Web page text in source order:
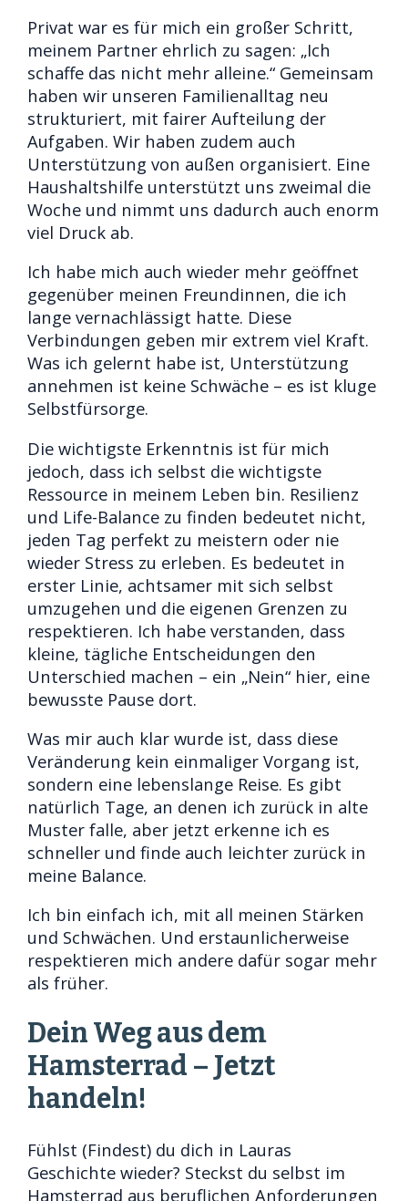
Privat war es für mich ein großer Schritt,
meinem Partner ehrlich zu sagen: „Ich
schaffe das nicht mehr alleine.“ Gemeinsam
haben wir unseren Familienalltag neu
strukturiert, mit fairer Aufteilung der
Aufgaben. Wir haben zudem auch
Unterstützung von außen organisiert. Eine
Haushaltshilfe unterstützt uns zweimal die
Woche und nimmt uns dadurch auch enorm
viel Druck ab.
Ich habe mich auch wieder mehr geöffnet
gegenüber meinen Freundinnen, die ich
lange vernachlässigt hatte. Diese
Verbindungen geben mir extrem viel Kraft.
Was ich gelernt habe ist, Unterstützung
annehmen ist keine Schwäche – es ist kluge
Selbstfürsorge.
Die wichtigste Erkenntnis ist für mich
jedoch, dass ich selbst die wichtigste
Ressource in meinem Leben bin. Resilienz
und Life-Balance zu finden bedeutet nicht,
jeden Tag perfekt zu meistern oder nie
wieder Stress zu erleben. Es bedeutet in
erster Linie, achtsamer mit sich selbst
umzugehen und die eigenen Grenzen zu
respektieren. Ich habe verstanden, dass
kleine, tägliche Entscheidungen den
Unterschied machen – ein „Nein“ hier, eine
bewusste Pause dort.
Was mir auch klar wurde ist, dass diese
Veränderung kein einmaliger Vorgang ist,
sondern eine lebenslange Reise. Es gibt
natürlich Tage, an denen ich zurück in alte
Muster falle, aber jetzt erkenne ich es
schneller und finde auch leichter zurück in
meine Balance.
Ich bin einfach ich, mit all meinen Stärken
und Schwächen. Und erstaunlicherweise
respektieren mich andere dafür sogar mehr
als früher.
Dein Weg aus dem
Hamsterrad – Jetzt
handeln!
Fühlst (Findest) du dich in Lauras
Geschichte wieder? Steckst du selbst im
Hamsterrad aus beruflichen Anforderungen